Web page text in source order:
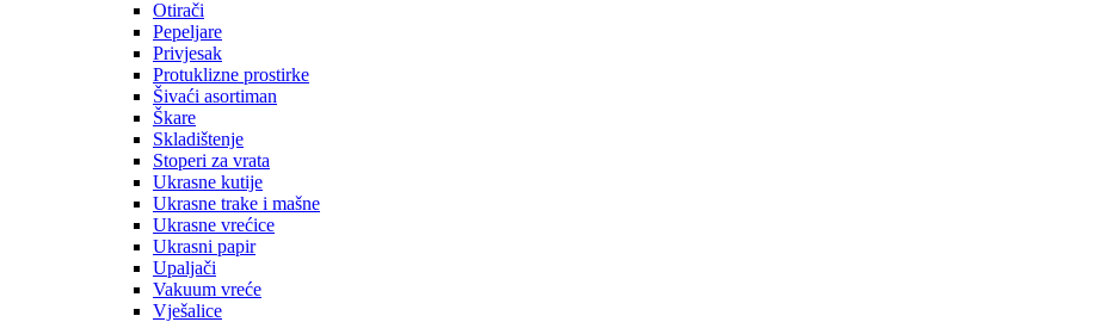
Otirači
Pepeljare
Privjesak
Protuklizne prostirke
Šivaći asortiman
Škare
Skladištenje
Stoperi za vrata
Ukrasne kutije
Ukrasne trake i mašne
Ukrasne vrećice
Ukrasni papir
Upaljači
Vakuum vreće
Vješalice